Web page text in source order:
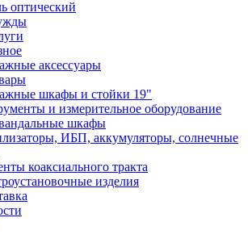
оптический
аксессуары
шкафы и стойки 19"
и измерительное оборудование
шкафы
ИБП, аккумуляторы, солнечные
коаксиального тракта
изделия